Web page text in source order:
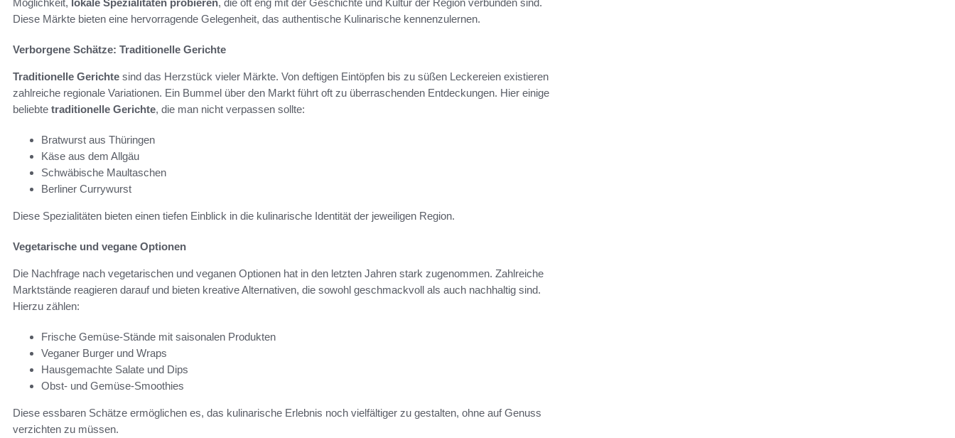
Möglichkeit, lokale Spezialitäten probieren, die oft eng mit der Geschichte und Kultur der Region verbunden sind.
Diese Märkte bieten eine hervorragende Gelegenheit, das authentische Kulinarische kennenzulernen.
Verborgene Schätze: Traditionelle Gerichte
Traditionelle Gerichte sind das Herzstück vieler Märkte. Von deftigen Eintöpfen bis zu süßen Leckereien existieren
zahlreiche regionale Variationen. Ein Bummel über den Markt führt oft zu überraschenden Entdeckungen. Hier einige
beliebte traditionelle Gerichte, die man nicht verpassen sollte:
Bratwurst aus Thüringen
Käse aus dem Allgäu
Schwäbische Maultaschen
Berliner Currywurst
Diese Spezialitäten bieten einen tiefen Einblick in die kulinarische Identität der jeweiligen Region.
Vegetarische und vegane Optionen
Die Nachfrage nach vegetarischen und veganen Optionen hat in den letzten Jahren stark zugenommen. Zahlreiche
Marktstände reagieren darauf und bieten kreative Alternativen, die sowohl geschmackvoll als auch nachhaltig sind.
Hierzu zählen:
Frische Gemüse-Stände mit saisonalen Produkten
Veganer Burger und Wraps
Hausgemachte Salate und Dips
Obst- und Gemüse-Smoothies
Diese essbaren Schätze ermöglichen es, das kulinarische Erlebnis noch vielfältiger zu gestalten, ohne auf Genuss
verzichten zu müssen.